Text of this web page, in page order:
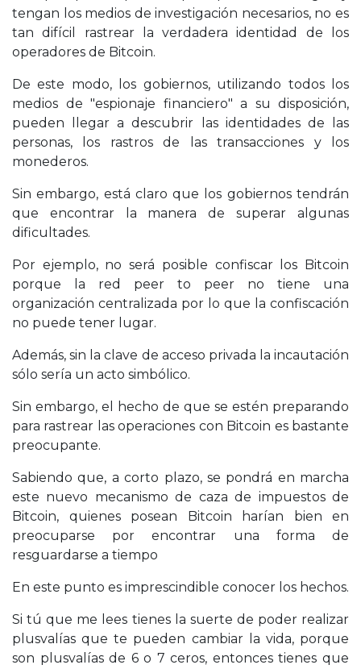
tengan los medios de investigación necesarios, no es
tan difícil rastrear la verdadera identidad de los
operadores de Bitcoin.
De este modo, los gobiernos, utilizando todos los
medios de "espionaje financiero" a su disposición,
pueden llegar a descubrir las identidades de las
personas, los rastros de las transacciones y los
monederos.
Sin embargo, está claro que los gobiernos tendrán
que encontrar la manera de superar algunas
dificultades.
Por ejemplo, no será posible confiscar los Bitcoin
porque la red peer to peer no tiene una
organización centralizada por lo que la confiscación
no puede tener lugar.
Además, sin la clave de acceso privada la incautación
sólo sería un acto simbólico.
Sin embargo, el hecho de que se estén preparando
para rastrear las operaciones con Bitcoin es bastante
preocupante.
Sabiendo que, a corto plazo, se pondrá en marcha
este nuevo mecanismo de caza de impuestos de
Bitcoin, quienes posean Bitcoin harían bien en
preocuparse por encontrar una forma de
resguardarse a tiempo
En este punto es imprescindible conocer los hechos.
Si tú que me lees tienes la suerte de poder realizar
plusvalías que te pueden cambiar la vida, porque
son plusvalías de 6 o 7 ceros, entonces tienes que